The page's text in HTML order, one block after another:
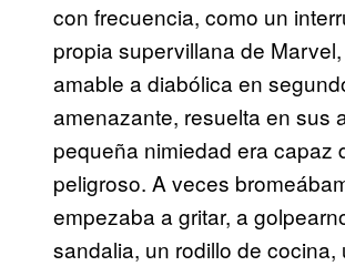
con frecuencia, como un
propia supervillana de
amable a diabólica en
amenazante, resuelta en sus
pequeña nimiedad era capaz
peligroso. A veces
empezaba a gritar, a
sandalia, un rodillo de